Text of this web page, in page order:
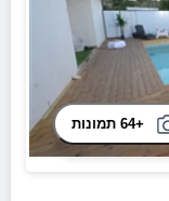
+64 תמונות